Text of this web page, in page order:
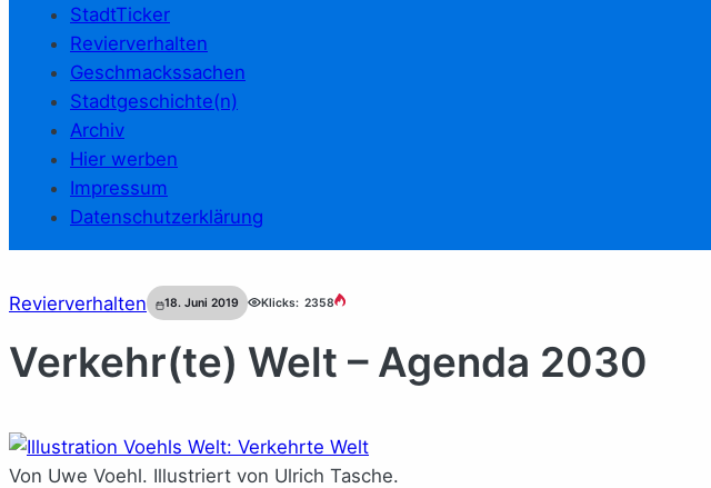
StadtTicker
Revierverhalten
Geschmackssachen
Stadtgeschichte(n)
Archiv
Hier werben
Impressum
Datenschutzerklärung
Revierverhalten 18. Juni 2019 Klicks: 2358
Verkehr(te) Welt – Agenda 2030
Von Uwe Voehl. Illustriert von Ulrich Tasche.